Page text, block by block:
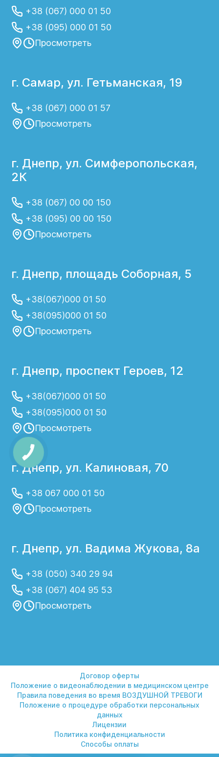
+38 (067) 000 01 50
+38 (095) 000 01 50
Просмотреть
г. Самар, ул. Гетьманская, 19
+38 (067) 000 01 57
Просмотреть
г. Днепр, ул. Симферопольская,
2К
+38 (067) 00 00 150
+38 (095) 00 00 150
Просмотреть
г. Днепр, площадь Соборная, 5
+38(067)000 01 50
+38(095)000 01 50
Просмотреть
г. Днепр, проспект Героев, 12
+38(067)000 01 50
+38(095)000 01 50
Просмотреть
г. Днепр, ул. Калиновая, 70
+38 067 000 01 50
Просмотреть
г. Днепр, ул. Вадима Жукова, 8а
+38 (050) 340 29 94
+38 (067) 404 95 53
Просмотреть
Договор оферты
Положение о видеонаблюдении в медицинском центре
Правила поведения во время ВОЗДУШНОЙ ТРЕВОГИ
Положение о процедуре обработки персональных
данных
Лицензии
Политика конфиденциальности
Способы оплаты